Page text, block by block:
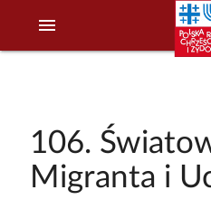
menu
106.
Migranta i